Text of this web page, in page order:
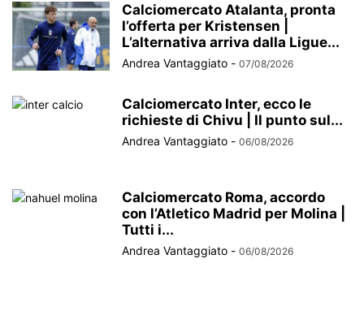
Calciomercato Atalanta, pronta
l’offerta per Kristensen |
L’alternativa arriva dalla Ligue...
Andrea Vantaggiato - 07/08/2026
Calciomercato Inter, ecco le
richieste di Chivu | Il punto sul...
Andrea Vantaggiato - 06/08/2026
Calciomercato Roma, accordo
con l’Atletico Madrid per Molina |
Tutti i...
Andrea Vantaggiato - 06/08/2026